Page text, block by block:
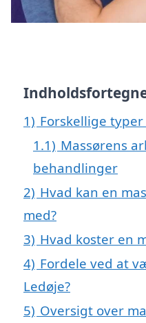
1) Forskellige
1.1) Massørens
behandlinger
2) Hvad kan en
med?
3) Hvad koster en
4) Fordele ved at
Ledøje?
5) Oversigt over